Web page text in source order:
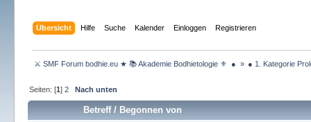
Übersicht Hilfe Suche Kalender Einloggen Registrieren
⚔ SMF Forum bodhie.eu ★ 📚 Akademie Bodhietologie ⚜  ● » ● 1. Kategorie
Seiten: [1] 2 Nach unten
Betreff/ Begonnen von